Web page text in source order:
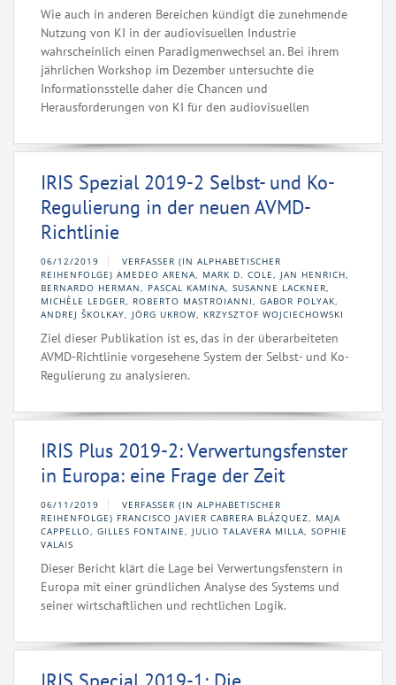
Wie auch in anderen Bereichen kündigt die zunehmende
Nutzung von KI in der audiovisuellen Industrie
wahrscheinlich einen Paradigmenwechsel an. Bei ihrem
jährlichen Workshop im Dezember untersuchte die
Informationsstelle daher die Chancen und
Herausforderungen von KI für den audiovisuellen
IRIS Spezial 2019-2 Selbst- und Ko-
Regulierung in der neuen AVMD-
Richtlinie
06/12/2019
VERFASSER (IN ALPHABETISCHER
REIHENFOLGE) AMEDEO ARENA, MARK D. COLE, JAN HENRICH,
BERNARDO HERMAN, PASCAL KAMINA, SUSANNE LACKNER,
MICHÈLE LEDGER, ROBERTO MASTROIANNI, GABOR POLYAK,
ANDREJ ŠKOLKAY, JÖRG UKROW, KRZYSZTOF WOJCIECHOWSKI
Ziel dieser Publikation ist es, das in der überarbeiteten
AVMD-Richtlinie vorgesehene System der Selbst- und Ko-
Regulierung zu analysieren.
IRIS Plus 2019-2: Verwertungsfenster
in Europa: eine Frage der Zeit
06/11/2019
VERFASSER (IN ALPHABETISCHER
REIHENFOLGE) FRANCISCO JAVIER CABRERA BLÁZQUEZ, MAJA
CAPPELLO, GILLES FONTAINE, JULIO TALAVERA MILLA, SOPHIE
VALAIS
Dieser Bericht klärt die Lage bei Verwertungsfenstern in
Europa mit einer gründlichen Analyse des Systems und
seiner wirtschaftlichen und rechtlichen Logik.